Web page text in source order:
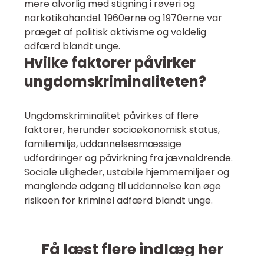
mere alvorlig med stigning i røveri og
narkotikahandel. 1960erne og 1970erne var
præget af politisk aktivisme og voldelig
adfærd blandt unge.
Hvilke faktorer påvirker
ungdomskriminaliteten?
Ungdomskriminalitet påvirkes af flere
faktorer, herunder socioøkonomisk status,
familiemiljø, uddannelsesmæssige
udfordringer og påvirkning fra jævnaldrende.
Sociale uligheder, ustabile hjemmemiljøer og
manglende adgang til uddannelse kan øge
risikoen for kriminel adfærd blandt unge.
Få læst flere indlæg her